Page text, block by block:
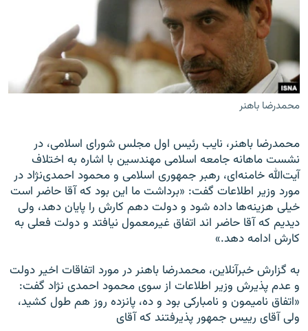
به ما بپیوندید
زبان‌های دیگر
محمدرضا باهنر
محمدرضا باهنر، نایب رئیس اول مجلس شورای اسلامی، در
نشست ماهانه جامعه اسلامی مهندسين با اشاره به اختلاف
آیت‌الله خامنه‌ای، رهبر جمهوری اسلامی و محمود احمدی‌نژاد در
مورد وزیر اطلاعات گفت: «برداشت ما اين بود که آقا حاضر است
خيلی هزينه‌ها داده شود و دولت دهم کارش را پايان دهد، ولی
ديديم که آقا حاضر اند اتفاق غيرمعمول نيافتد و دولت فعلی به
کارش ادامه دهد.»
به گزارش خبرآنلاین، محمدرضا باهنر در مورد اتفاقات اخير دولت
و عدم پذيرش وزير اطلاعات از سوی محمود احمدی نژاد گفت:
«اتفاق ناميمون و نامبارکی بود و ده، پانزده روز هم طول کشيد،
ولی آقای رييس جمهور پذيرفتند که آقای